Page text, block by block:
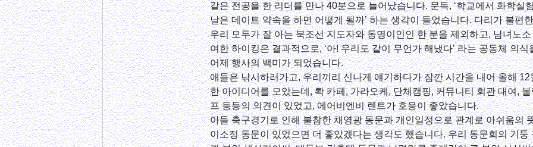
같은 전공을 한 리더를 만나 40분으로 늘어났습니다. 문득, ‘학교에서 화학실
날은 데이트 약속을 하면 어떻게 될까’ 하는 생각이 들었습니다. 다리가 불편
우리 모두가 잘 아는 북조선 지도자와 동명이인인 한 분을 제외하고, 남녀노
여한 하이킹은 결과적으로, ‘아! 우리도 같이 무언가 해냈다’ 라는 공동체 의식
어제 행사의 백미가 되었습니다.
애들은 낚시하러가고, 우리끼리 신나게 얘기하다가 잠깐 시간을 내어 올해 12
한 아이디어를 모았는데, 롹 카페, 가라오케, 단체캠핑, 커뮤니티 회관 대여,
프 등등의 의견이 있었고, 에어비엔비 렌트가 호응이 좋았습니다.
아들 축구경기로 인해 불참한 채영광 동문과 개인일정으로 관계로 아쉬움의
이소정 동문이 있었으면 더 좋았겠다는 생각도 했습니다. 우리 동문회의 기둥